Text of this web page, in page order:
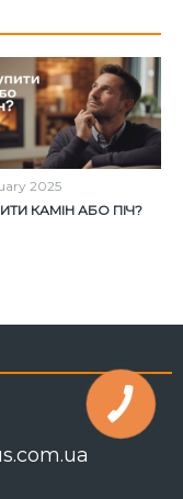
2025
КАМІН АБО ПІЧ?